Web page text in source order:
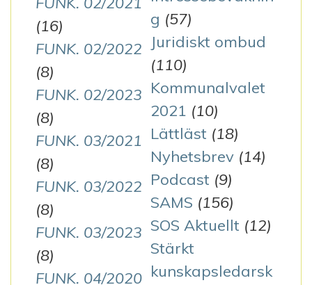
(16)
FUNK. 02/2022
(8)
FUNK. 02/2023
(8)
FUNK. 03/2021
(8)
FUNK. 03/2022
(8)
FUNK. 03/2023
(8)
FUNK. 04/2020
g (57)
Juridiskt ombud
(110)
Kommunalvalet
2021 (10)
Lättläst (18)
Nyhetsbrev (14)
Podcast (9)
SAMS (156)
SOS Aktuellt (12)
Stärkt
kunskapsledarsk